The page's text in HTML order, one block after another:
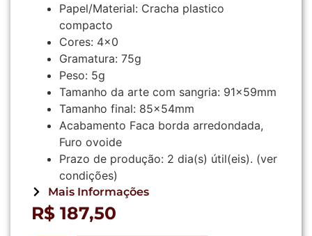
Papel/Material: Cracha plastico
compacto
Cores: 4×0
Gramatura: 75g
Peso: 5g
Tamanho da arte com sangria: 91x59mm
Tamanho final: 85x54mm
Acabamento Faca borda arredondada,
Furo ovoide
Prazo de produção: 2 dia(s) útil(eis). (ver
condições)
Mais Informações
R$ 187,50